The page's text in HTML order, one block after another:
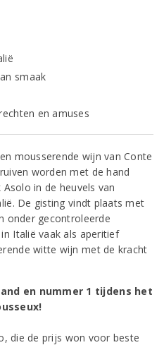
smaak
en amuses
mousserende wijn van Conte
worden met de hand
in de heuvels van
De gisting vindt plaats met
onder gecontroleerde
Italië vaak als aperitief
witte wijn met de kracht
en nummer 1 tijdens het
die de prijs won voor beste